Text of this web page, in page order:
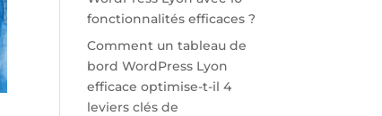
fonctionnalités efficaces ?
Comment un tableau de
bord WordPress Lyon
efficace optimise-t-il 4
leviers clés de